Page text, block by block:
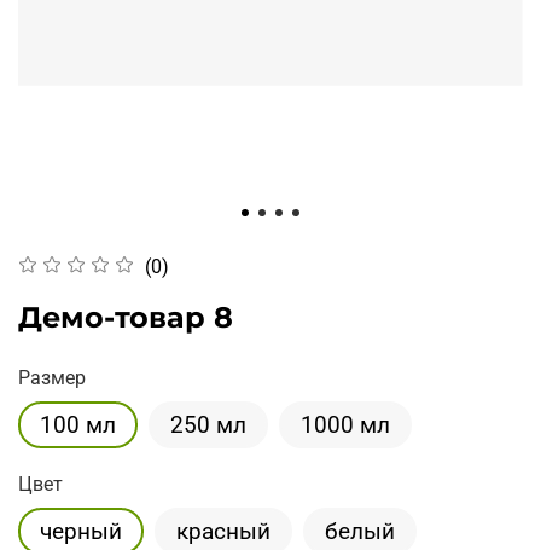
(0)
Демо-товар 8
Размер
100 мл 250 мл 1000 мл
Цвет
черный красный белый